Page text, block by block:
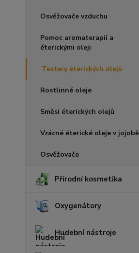
Osvěžovače vzduchu
Pomoc aromaterapií a
éterickými oleji
Testery éterických olejů
Rostlinné oleje
Směsi éterických olejů
Vzácné éterické oleje v jojobě
Osvěžovače
Přírodní kosmetika
Oxygenátory
Hudební nástroje